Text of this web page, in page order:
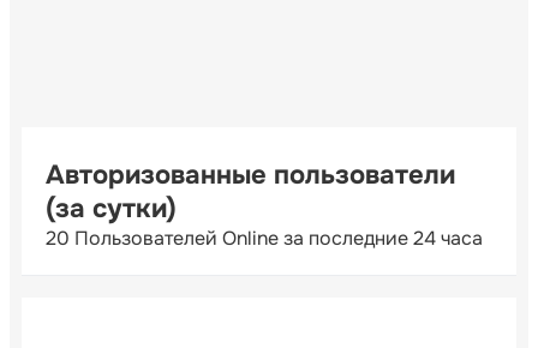
Авторизованные пользователи
(за сутки)
20 Пользователей Online за последние 24 часа